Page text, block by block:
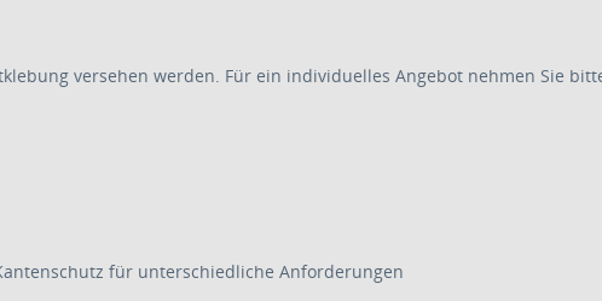
versehen werden. Für ein individuelles Angebot nehmen Sie
für unterschiedliche Anforderungen